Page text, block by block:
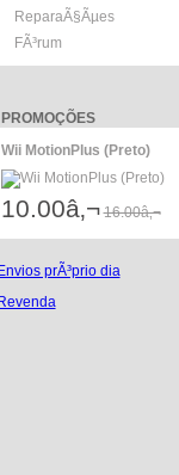
ReparaÃ§Ãµes
FÃ³rum
PROMOÇÕES
Wii MotionPlus (Preto)
10.00â‚¬ 16.00â‚¬